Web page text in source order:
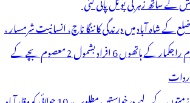
کے شاہ آباد میں درندگی کا ننگا ناچ، انسانیت شرمسار ،
پو کسو کیس کے ملزم راجکمار کے ہاتھوں 6 افراد بشمول 2 معصوم بچے کے